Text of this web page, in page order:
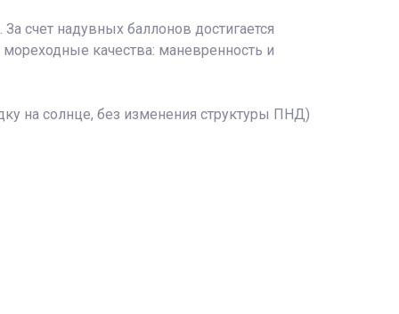
За счет надувных баллонов достигается
качества: маневренность и
на солнце, без изменения структуры ПНД)